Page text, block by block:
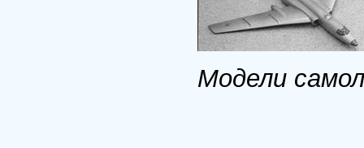
Модели